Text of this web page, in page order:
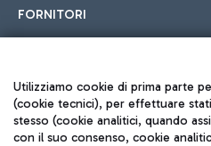
FORNITORI
Seguici sui social
Utilizziamo cookie di prima parte
(cookie tecnici), per effettuare
stesso (cookie analitici, quando
con il suo consenso, cookie